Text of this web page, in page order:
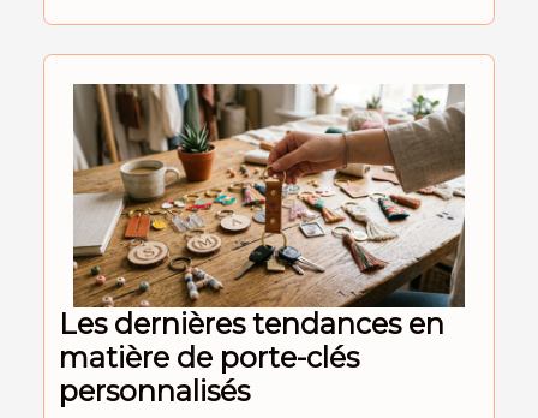
Les dernières tendances en
matière de porte-clés
personnalisés